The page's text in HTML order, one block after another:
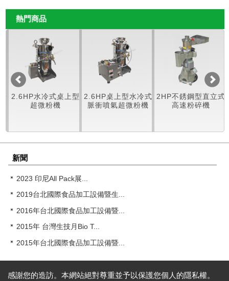
感謝您的造訪。本網站絕對尊重並予以保護您個人的隱私權。
熱門商品
2.6HP水冷式桌上型
超微粉機
2.6HP桌上型水冷式
脈衝噴氣超微粉機
2HP不銹鋼型直立式
高速粉碎機
新聞
2023 印尼All Pack展...
2019台北國際食品加工設備暨生...
2016年台北國際食品加工設備暨...
2015年 台灣生技月Bio T...
2015年台北國際食品加工設備暨...